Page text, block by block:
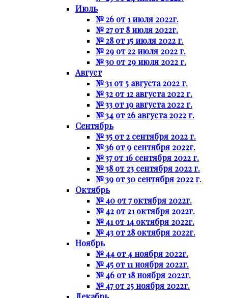
Июль
№ 26 от 1 июля 2022г.
№ 27 от 8 июля 2022г.
№ 28 от 15 июля 2022 г.
№ 29 от 22 июля 2022 г.
№ 30 от 29 июля 2022 г.
Август
№ 31 от 5 августа 2022 г.
№ 32 от 12 августа 2022 г.
№ 33 от 19 августа 2022 г.
№ 34 от 26 августа 2022 г.
Сентябрь
№ 35 от 2 сентября 2022 г.
№ 36 от 9 сентября 2022г.
№ 37 от 16 сентября 2022 г.
№ 38 от 23 сентября 2022 г.
№ 39 от 30 сентября 2022 г.
Октябрь
№ 40 от 7 октября 2022г.
№ 42 от 21 октября 2022г.
№ 41 от 14 октября 2022г.
№ 43 от 28 октября 2022г.
Ноябрь
№ 44 от 4 ноября 2022г.
№ 45 от 11 ноября 2022г.
№ 46 от 18 ноября 2022г.
№ 47 от 25 ноября 2022г.